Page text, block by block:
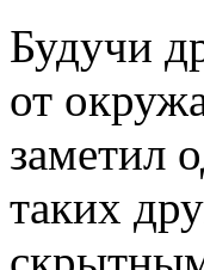
Будучи
от
заметил
таких